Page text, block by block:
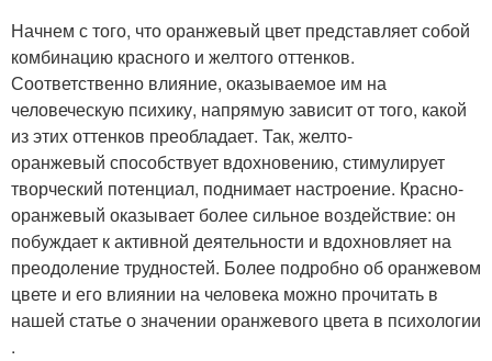
Начнем с того, что оранжевый цвет представляет собой
комбинацию красного и желтого оттенков.
Соответственно влияние, оказываемое им на
человеческую психику, напрямую зависит от того, какой
из этих оттенков преобладает. Так, желто-
оранжевый способствует вдохновению, стимулирует
творческий потенциал, поднимает настроение. Красно-
оранжевый оказывает более сильное воздействие: он
побуждает к активной деятельности и вдохновляет на
преодоление трудностей. Более подробно об оранжевом
цвете и его влиянии на человека можно прочитать в
нашей статье о значении оранжевого цвета в психологии
.